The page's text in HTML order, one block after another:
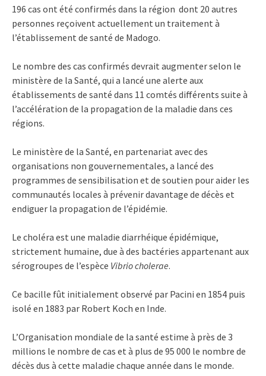
196 cas ont été confirmés dans la région dont 20 autres
personnes reçoivent actuellement un traitement à
l’établissement de santé de Madogo.
Le nombre des cas confirmés devrait augmenter selon le
ministère de la Santé, qui a lancé une alerte aux
établissements de santé dans 11 comtés différents suite à
l’accélération de la propagation de la maladie dans ces
régions.
Le ministère de la Santé, en partenariat avec des
organisations non gouvernementales, a lancé des
programmes de sensibilisation et de soutien pour aider les
communautés locales à prévenir davantage de décès et
endiguer la propagation de l’épidémie.
Le choléra est une maladie diarrhéique épidémique,
strictement humaine, due à des bactéries appartenant aux
sérogroupes de l’espèce Vibrio cholerae.
Ce bacille fût initialement observé par Pacini en 1854 puis
isolé en 1883 par Robert Koch en Inde.
L’Organisation mondiale de la santé estime à près de 3
millions le nombre de cas et à plus de 95 000 le nombre de
décès dus à cette maladie chaque année dans le monde.